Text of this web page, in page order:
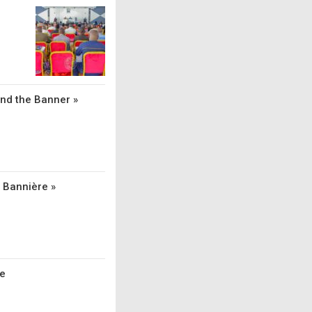
the Banner »
Bannière »